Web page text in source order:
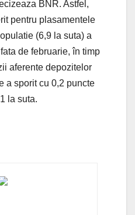
BNR. Astfel,
pentru plasamentele
(6,9 la suta) a
de februarie, în timp
aferente depozitelor
a sporit cu 0,2 puncte
la suta.